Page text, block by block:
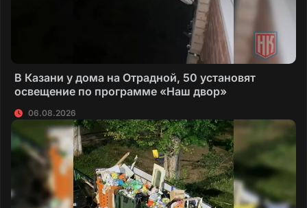
В Казани у дома на Отрадной, 50 установят
освещение по программе «Наш двор»
06.08.2026